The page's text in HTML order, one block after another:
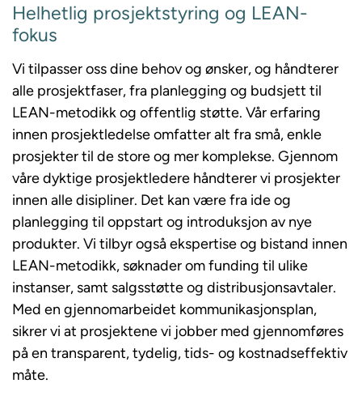
Helhetlig prosjektstyring og LEAN-
fokus
Vi tilpasser oss dine behov og ønsker, og håndterer
alle prosjektfaser, fra planlegging og budsjett til
LEAN-metodikk og offentlig støtte. Vår erfaring
innen prosjektledelse omfatter alt fra små, enkle
prosjekter til de store og mer komplekse. Gjennom
våre dyktige prosjektledere håndterer vi prosjekter
innen alle disipliner. Det kan være fra ide og
planlegging til oppstart og introduksjon av nye
produkter. Vi tilbyr også ekspertise og bistand innen
LEAN-metodikk, søknader om funding til ulike
instanser, samt salgsstøtte og distribusjonsavtaler.
Med en gjennomarbeidet kommunikasjonsplan,
sikrer vi at prosjektene vi jobber med gjennomføres
på en transparent, tydelig, tids- og kostnadseffektiv
måte.